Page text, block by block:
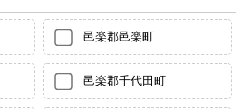
邑楽郡邑楽町
邑楽郡千代田町